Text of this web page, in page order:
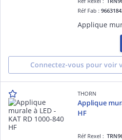
Réf Fab :
Connectez-vous pour voir
THORN
Applique
HF
Réf Rexel :